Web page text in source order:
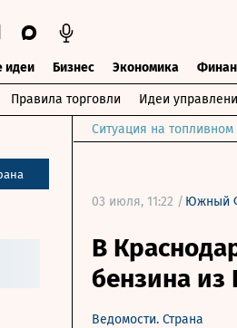
идеи Бизнес Экономика
Правила торговли Идеи
Ситуация на
03 июля, 11:22 / Южный
В
бензина из
Ведомости. Страна